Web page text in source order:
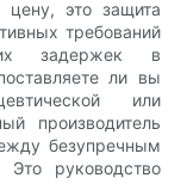
цену, это защита
требований
задержек в
ли вы
или
производитель
безупречным
Это руководство